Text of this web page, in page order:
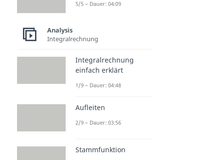
5/5 – Dauer: 04:09
Analysis
Integralrechnung
Integralrechnung
einfach erklärt
1/9 – Dauer: 04:48
Aufleiten
2/9 – Dauer: 03:56
Stammfunktion